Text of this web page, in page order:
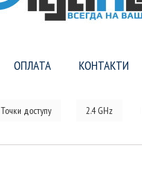
ОПЛАТА КОНТАКТИ
Точки доступу 2.4 GHz